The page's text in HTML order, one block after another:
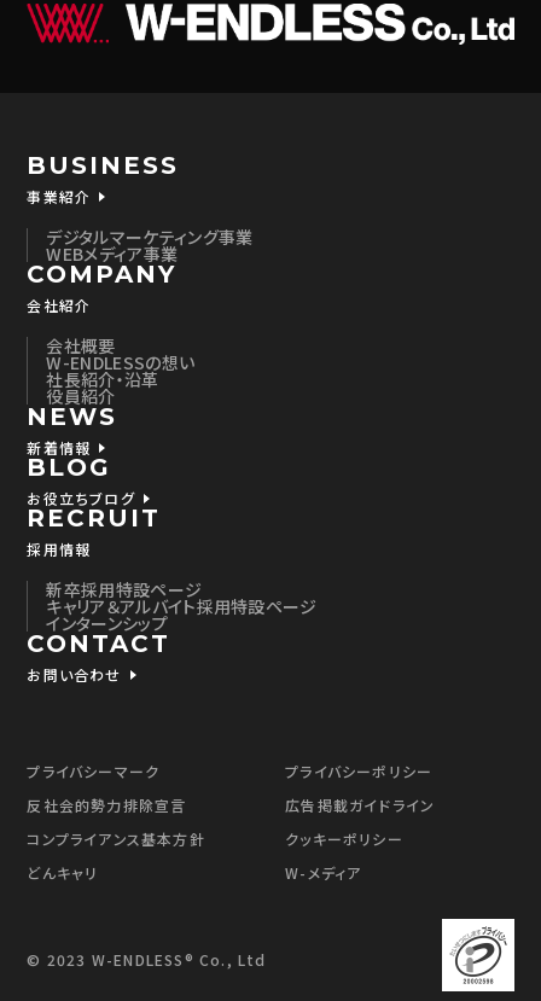
取得した個人情報は法令等による場合を除いて第
三者に提供することはありません。
て最善の考慮を行います。
（6）個人情報を与えなかった場合に生じる結果
個人情報を与えることは任意です。個人情報に関す
る情報の一部をご提供いただけない場合は、お問
い合わせ内容に回答できない可能性があります。
（7）保有個人データの開示等および問い合わせ窓
口について
ご本人からの求めにより、当社が保有する保有個
人データに関する開示、利用目的の通知、内容の訂
正・追加または削除、利用停止、消去および第三者
提供の停止、第三者提供記録の開示(以下、開示等
という)に応じます。
開示等に応ずる窓口は、下記「当社の個人情報の
取扱いに関する苦情、相談等の問合せ先」を参照し
てください。
（8）本人が容易に認識できない方法による個人情
得を行っております。
クッキーとは、ご本人のパソコンとホームページと
の間でやり取りする小さな情報ファイルのことをい
い、ホームページの内容やご提供するサービスをよ
Webビーコンとはクッキーと一緒に機能し、ご本人
のコンピュータからのアクセス状況を把握して、
BUSINESS
事業紹介
デジタルマーケティング事業
WEBメディア事業
COMPANY
会社紹介
会社概要
W-ENDLESSの想い
社長紹介・沿革
役員紹介
NEWS
新着情報
BLOG
お役立ちブログ
RECRUIT
採用情報
新卒採用特設ページ
キャリア＆アルバイト採用特設ページ
インターンシップ
CONTACT
お問い合わせ
プライバシーマーク
プライバシーポリシー
反社会的勢力排除宣言
広告掲載ガイドライン
コンプライアンス基本方針
クッキーポリシー
どんキャリ
W-メディア
© 2023 W-ENDLESS® Co., Ltd